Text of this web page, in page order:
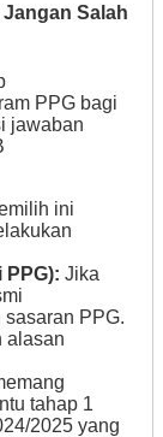
Salah
PPG bagi
jawaban
ini
Jika
PPG.
alasan
tahap 1
2025 yang